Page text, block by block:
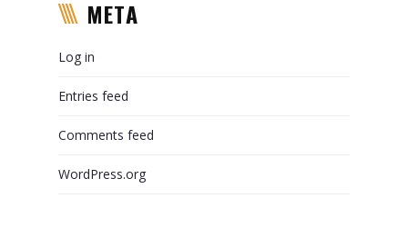
META
Log in
Entries feed
Comments feed
WordPress.org